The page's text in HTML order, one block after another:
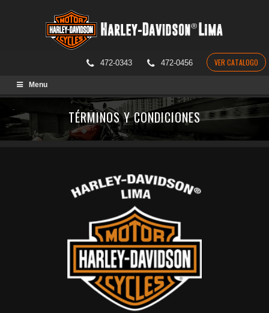
472-0343 472-0456 VER CATALOGO
Menu
TÉRMINOS Y CONDICIONES